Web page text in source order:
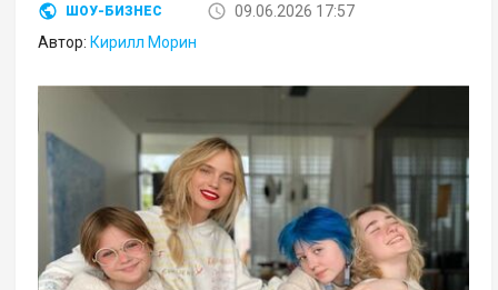
ШОУ-БИЗНЕС
09.06.2026 17:57
Автор: Кирилл Морин